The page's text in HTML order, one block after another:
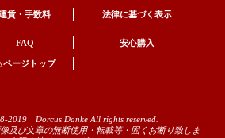
賃・手数料 法律に基づく表示
FAQ 安心購入
ージトップ
2019 Dorcus Danke All rights reserved.
及び文章の無断使用・転載等・固くお断り致しま